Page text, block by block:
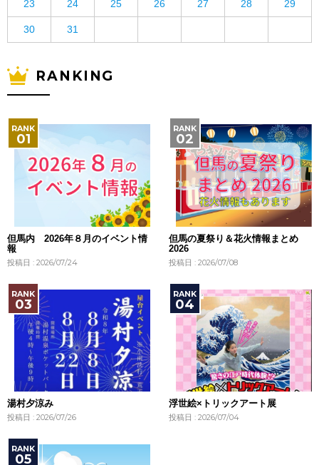
23 24 25 26 27 28 29
30 31
RANKING
但馬内 2026年８月のイベント情
報
投稿日 : 2026/07/24
但馬の夏祭り＆花火情報まとめ
2026
投稿日 : 2026/07/08
湯村夕涼み
投稿日 : 2026/07/26
浮世絵×トリックアート展
投稿日 : 2026/07/04